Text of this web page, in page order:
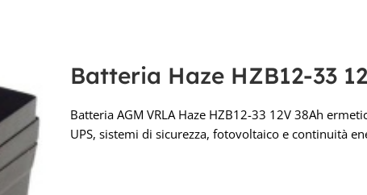
Batteria Haze HZB12-33
Batteria AGM VRLA Haze HZB12-33 12V 38Ah
UPS, sistemi di sicurezza, fotovoltaico e continuità